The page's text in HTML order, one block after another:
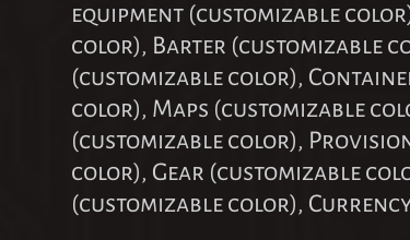
equipment (customizable
color), Barter (customizable
(customizable color),
color), Maps (customizable
(customizable color),
color), Gear (customizable
(customizable color),